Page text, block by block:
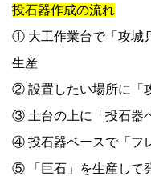
投石器作成の流れ
① 大工作業台で「攻城
生産
② 設置したい場所に「
③ 土台の上に「投石器
④ 投石器ベースで「フ
⑤ 「巨石」を生産して